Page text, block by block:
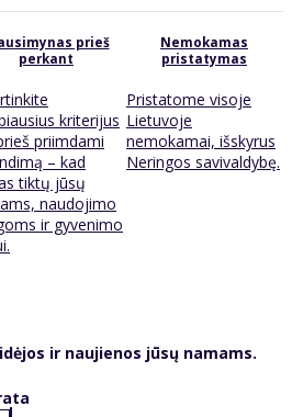
prieš
perkant
kriterijus
priimdami
– kad
tiktų jūsų
naudojimo
ir gyvenimo
Nemokamas
pristatymas
Pristatome visoje
Lietuvoje
nemokamai, išskyrus
Neringos savivaldybę.
ir naujienos jūsų namams.